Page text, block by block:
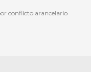
conflicto arancelario